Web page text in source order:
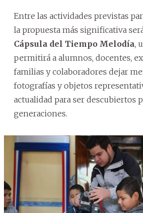
Entre las actividades previstas
la propuesta más significativa
Cápsula del Tiempo Melodía,
permitirá a alumnos, docentes,
familias y colaboradores dejar
fotografías y objetos
actualidad para ser descubiertos
generaciones.